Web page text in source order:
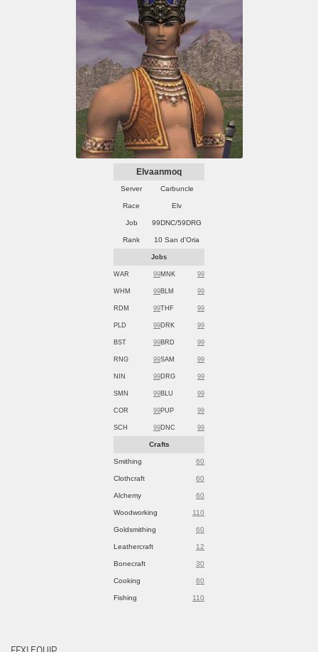
Elvaanmoq
Server Carbuncle
Race Elv
Job 99DNC/59DRG
Rank 10 San d'Oria
Jobs
WAR 99MNK 99
WHM 99BLM 99
RDM 99THF 99
PLD 99DRK 99
BST 99BRD 99
RNG 99SAM 99
NIN 99DRG 99
SMN 99BLU 99
COR 99PUP 99
SCH 99DNC 99
Crafts
Smithing 60
Clothcraft 60
Alchemy 60
Woodworking 110
Goldsmithing 60
Leathercraft 12
Bonecraft 30
Cooking 60
Fishing 110